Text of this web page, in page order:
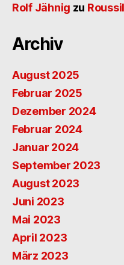
Rolf Jähnig zu
Archiv
August 2025
Februar 2025
Dezember 2024
Februar 2024
Januar 2024
September 2023
August 2023
Juni 2023
Mai 2023
April 2023
März 2023